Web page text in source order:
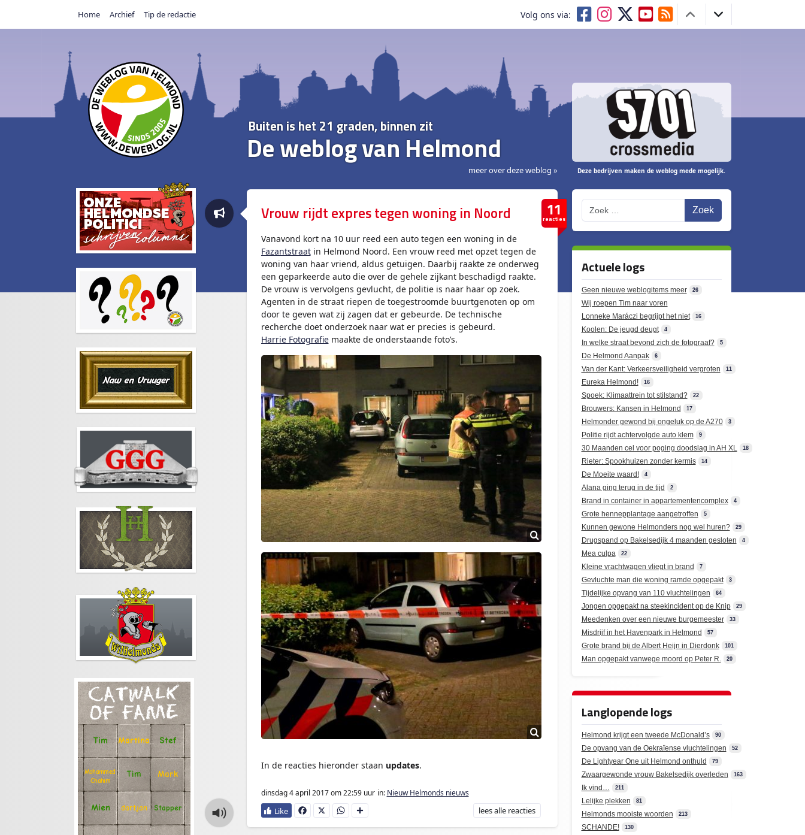
Home Archief Tip de redactie Volg ons via:
Buiten is het 21 graden, binnen zit
De weblog van Helmond
meer over deze weblog » Deze bedrijven maken de weblog mede mogelijk.
CATWALK
OF FAME
Tim Martina Stef
Mohammed
Chahim
Tim Mark
Mien dartjan Stapper
11
reacties
Vrouw rijdt expres tegen woning in Noord
Vanavond kort na 10 uur reed een auto tegen een woning in de
Fazantstraatin Helmond Noord. Een vrouw reed met opzet tegen de
woning van haar vriend, aldus getuigen. Daarbij raakte ze onderweg
een geparkeerde auto die over de gehele zijkant beschadigd raakte.
De vrouw is vervolgens gevlucht, de politie is naar haar op zoek.
Agenten in de straat riepen de toegestroomde buurtgenoten op om
door te geven wat zij zagen dat er gebeurde. De technische
recherche doet onderzoek naar wat er precies is gebeurd.
Harrie Fotografiemaakte de onderstaande foto’s.
In de reacties hieronder staan updates.
dinsdag 4 april 2017om 22:59 uur in: Nieuw Helmonds nieuws
Fa
ce
X
W
ha
D
e
leesalle reacties
Actuele logs
Geen nieuwe weblogitems meer 26
Wij roepen Tim naar voren
Lonneke Maráczi begrijpt het niet
16
Koolen: De jeugd deugt 4
In welke straat bevond zich de fotograaf? 5
De Helmond Aanpak 6
Van der Kant: Verkeersveiligheid vergroten 11
Eureka Helmond! 16
Spoek: Klimaattrein tot stilstand? 22
Brouwers: Kansen in Helmond 17
Helmonder gewond bij ongeluk op de A270 3
Politie rijdt achtervolgde auto klem 9
30 Maanden cel voor poging doodslag in AH XL 18
Rieter: Spookhuizen zonder kermis 14
De Moeite waard! 4
Alana ging terug in de tijd 2
Brand in container in appartementencomplex 4
Grote hennepplantage aangetroffen 5
Kunnen gewone Helmonders nog wel huren? 29
Drugspand op Bakelsedijk 4 maanden gesloten 4
Mea culpa 22
Kleine vrachtwagen vliegt in brand 7
Gevluchte man die woning ramde opgepakt 3
Tijdelijke opvang van 110 vluchtelingen 64
Jongen opgepakt na steekincident op de Knip 29
Meedenken over een nieuwe burgemeester 33
Misdrijf in het Havenpark in Helmond 57
Grote brand bij de Albert Heijn in Dierdonk 101
Man opgepakt vanwege moord op Peter R. 20
Langlopende logs
Helmond krijgt een tweede McDonald’s 90
De opvang van de Oekraïense vluchtelingen 52
De Lightyear One uit Helmond onthuld 79
Zwaargewonde vrouw Bakelsedijk overleden 163
Ik vind… 211
Lelijke plekken 81
Helmonds mooiste woorden 213
SCHANDE! 130